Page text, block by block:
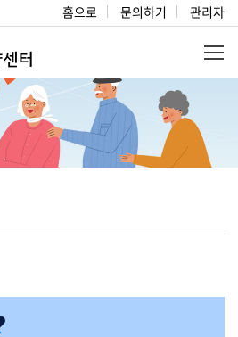
홈으로 문의하기 관리자